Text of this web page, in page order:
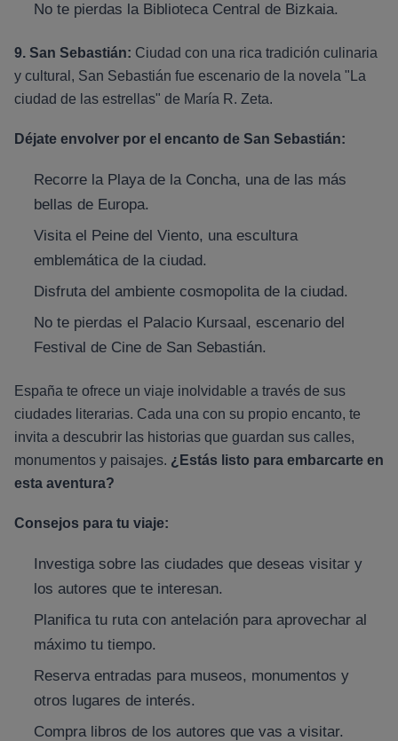
No te pierdas la Biblioteca Central de Bizkaia.
9. San Sebastián: Ciudad con una rica tradición culinaria
y cultural, San Sebastián fue escenario de la novela "La
ciudad de las estrellas" de María R. Zeta.
Déjate envolver por el encanto de San Sebastián:
Recorre la Playa de la Concha, una de las más
bellas de Europa.
Visita el Peine del Viento, una escultura
emblemática de la ciudad.
Disfruta del ambiente cosmopolita de la ciudad.
No te pierdas el Palacio Kursaal, escenario del
Festival de Cine de San Sebastián.
España te ofrece un viaje inolvidable a través de sus
ciudades literarias. Cada una con su propio encanto, te
invita a descubrir las historias que guardan sus calles,
monumentos y paisajes. ¿Estás listo para embarcarte en
esta aventura?
Consejos para tu viaje:
Investiga sobre las ciudades que deseas visitar y
los autores que te interesan.
Planifica tu ruta con antelación para aprovechar al
máximo tu tiempo.
Reserva entradas para museos, monumentos y
otros lugares de interés.
Compra libros de los autores que vas a visitar.